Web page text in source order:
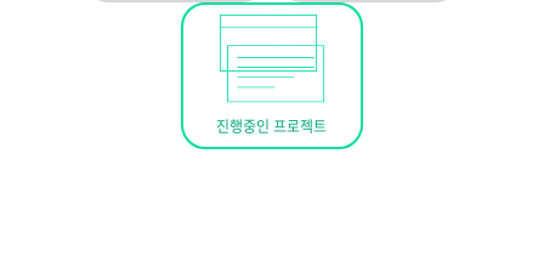
진행중인 프로젝트